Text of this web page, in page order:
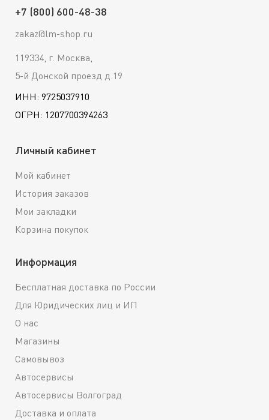
+7 (800) 600-48-38
zakaz@lm-shop.ru
119334, г. Москва,
5-й Донской проезд д.19
ИНН: 9725037910
ОГРН: 1207700394263
Личный кабинет
Мой кабинет
История заказов
Мои закладки
Корзина покупок
Информация
Бесплатная доставка по России
Для Юридических лиц и ИП
О нас
Магазины
Самовывоз
Автосервисы
Автосервисы Волгоград
Доставка и оплата